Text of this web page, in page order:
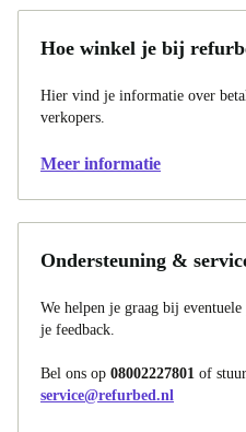
Hoe winkel je bij
Hier vind je informatie over
verkopers.
Meer informatie
Ondersteuning &
We helpen je graag bij
je feedback.
Bel ons op 08002227801 of
service@refurbed.nl